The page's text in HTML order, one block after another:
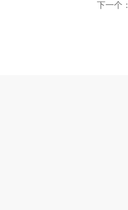
下一个：